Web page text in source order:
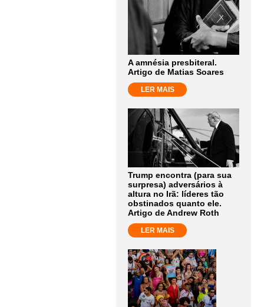
A amnésia presbiteral.
Artigo de Matias Soares
LER MAIS
Trump encontra (para sua
surpresa) adversários à
altura no Irã: líderes tão
obstinados quanto ele.
Artigo de Andrew Roth
LER MAIS